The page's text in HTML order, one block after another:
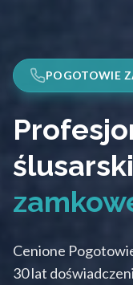
POGOTOWIE
Cenione
30 lat